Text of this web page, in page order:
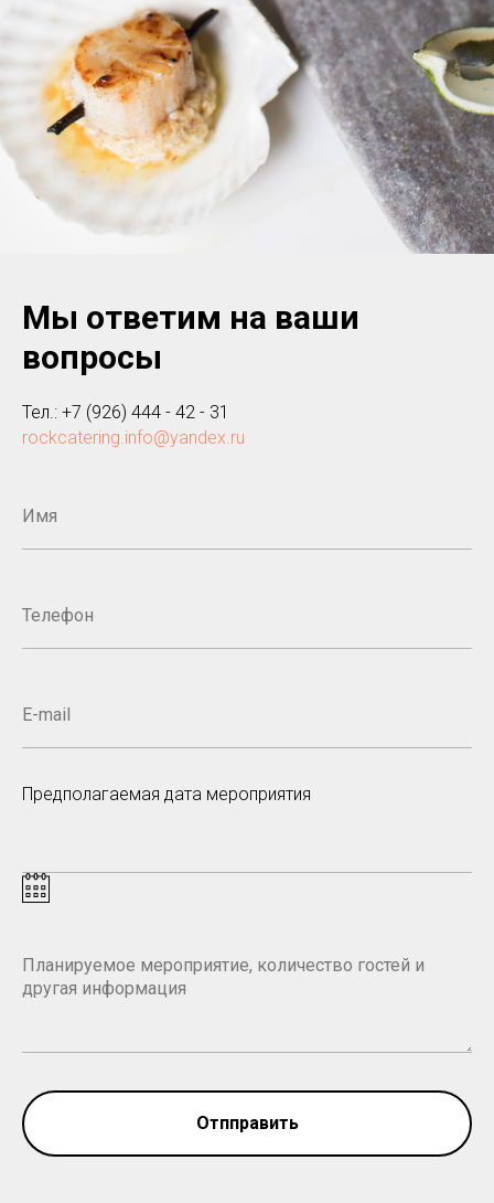
Мы ответим на ваши
вопросы
Тел.: +7 (926) 444 - 42 - 31
rockcatering.info@yandex.ru
Предполагаемая дата мероприятия
Отпправить